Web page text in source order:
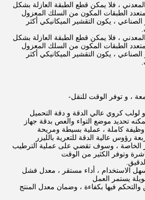
، فلا يمكن قطع الطبقة العازلة بشكل
الطبقات المكون من السلك المعزول
، يكون التقشير الميكانيكي أكثر
، فلا يمكن قطع الطبقة العازلة بشكل
الطبقات المكون من السلك المعزول
، يكون التقشير الميكانيكي أكثر
جهاز
رؤوس عالية الدقة للتعرية بالليزر
الخاصة ، وسوف تقضي على عملية الترطيب
وتوفر الكثير من الوقت
الاستخدام ، أداء مستقر ، معدل فشل
يستمر العمل
والتحكم فيها بكفاءة ، وضمان معدل المنتج